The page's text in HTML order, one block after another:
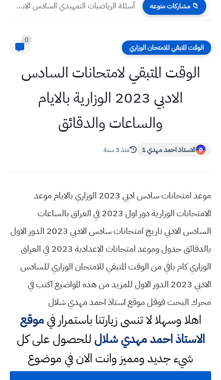
📁 مشاركات منوعه أسئلة الرياضيات التمهيدي السادس الابتدائي 2026 | تحميل ورقة الامتحان...
الوقت المتبقي للامتحان الوزاري
0
الوقت المتبقي لامتحانات السادس
الادبي 2023 الوزارية بالايام
والساعات والدقائق
الاستاذ احمد مهدي 1 منذ 3 سنة
موعد امتحانات سادس ادبي 2023 الوزاري بالايام موعد
الامتحانات الوزارية دور اول 2023 في العراق بالساعات
السادس الادبي تاريخ امتحانات سادس الادبي 2023 الدور الاول
بالدقائق جدول وموعد امتحانات الاعدادية 2023 في العراق
الوزاري كام باقي من الوقت المتبقي للامتحان الوزاري للسادس
الادبي 2023 الدور الاول للمزيد من هذه المواضيع اكتب في
محرك البحث قوقل موقع استاذ احمد مهدي شلال
اهلا وسهلالا تنسى زيارتنا باستمرار فيموقع
الاستاذ احمد مهدي شلال للحصول على كل
شيء جديد ومميز وانت الان في موضوع